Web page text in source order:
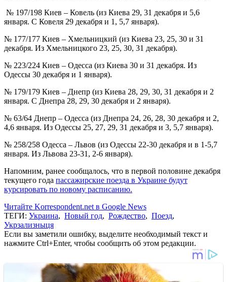
№ 197/198 Киев – Ковель (из Киева 29, 31 декабря и 5,6
января. С Ковеля 29 декабря и 1, 5,7 января).
№ 177/177 Киев – Хмельницкий (из Киева 23, 25, 30 и 31
декабря. Из Хмельницкого 23, 25, 30, 31 декабря).
№ 223/224 Киев – Одесса (из Киева 30 и 31 декабря. Из
Одессы 30 декабря и 1 января).
№ 179/179 Киев – Днепр (из Киева 28, 29, 30, 31 декабря и 2
января. С Днепра 28, 29, 30 декабря и 2 января).
№ 63/64 Днепр – Одесса (из Днепра 24, 26, 28, 30 декабря и 2,
4,6 января. Из Одессы 25, 27, 29, 31 декабря и 3, 5,7 января).
№ 258/258 Одесса – Львов (из Одессы 22-30 декабря и в 1-5,7
января. Из Львова 23-31, 2-6 января).
Напомним, ранее сообщалось, что в первой половине декабря
текущего года пассажирские поезда в Украине будут
курсировать по новому расписанию.
Читайте Korrespondent.net в Google News
ТЕГИ: Украина, Новый год, Рождество, Поезд,
Укрзализныця
Если вы заметили ошибку, выделите необходимый текст и
нажмите Ctrl+Enter, чтобы сообщить об этом редакции.